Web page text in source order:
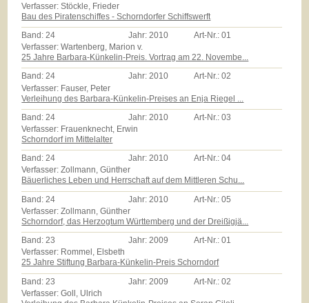
Verfasser: Stöckle, Frieder
Bau des Piratenschiffes - Schorndorfer Schiffswerft
Band:24 Jahr:2010 Art-Nr.:01
Verfasser: Wartenberg, Marion v.
25 Jahre Barbara-Künkelin-Preis. Vortrag am 22. Novembe...
Band:24 Jahr:2010 Art-Nr.:02
Verfasser: Fauser, Peter
Verleihung des Barbara-Künkelin-Preises an Enja Riegel ...
Band:24 Jahr:2010 Art-Nr.:03
Verfasser: Frauenknecht, Erwin
Schorndorf im Mittelalter
Band:24 Jahr:2010 Art-Nr.:04
Verfasser: Zollmann, Günther
Bäuerliches Leben und Herrschaft auf dem Mittleren Schu...
Band: 24 Jahr: 2010 Art-Nr.:05
Verfasser: Zollmann, Günther
Schorndorf, das Herzogtum Württemberg und der Dreißigjä...
Band:23 Jahr:2009 Art-Nr.:01
Verfasser: Rommel, Elsbeth
25 Jahre Stiftung Barbara-Künkelin-Preis Schorndorf
Band: 23 Jahr: 2009 Art-Nr.:02
Verfasser: Goll, Ulrich